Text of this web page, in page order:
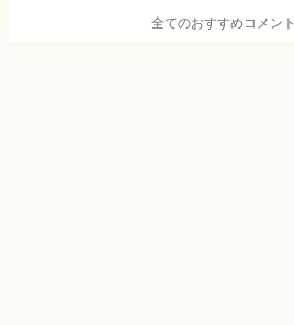
全てのおすすめコメント